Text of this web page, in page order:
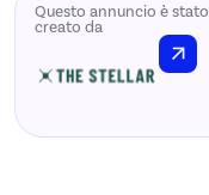
Questo annuncio è stato
creato da
arrow_outward